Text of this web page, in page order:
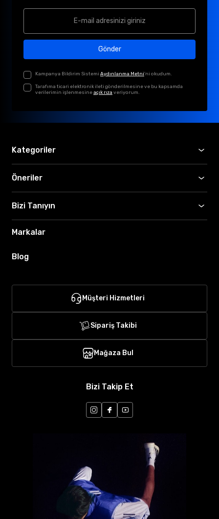
Gönder
Kampanya Bildirim Sistemi Aydınlanma Metni'ni okudum.
Tarafıma ticari elektronik ileti gönderilmesine ve bu kapsamda
verilerimin işlenmesineaçık rıza veriyorum.
Kategoriler
Öneriler
Bizi Tanıyın
Markalar
Blog
Müşteri Hizmetleri
Sipariş Takibi
Mağaza Bul
Bizi Takip Et